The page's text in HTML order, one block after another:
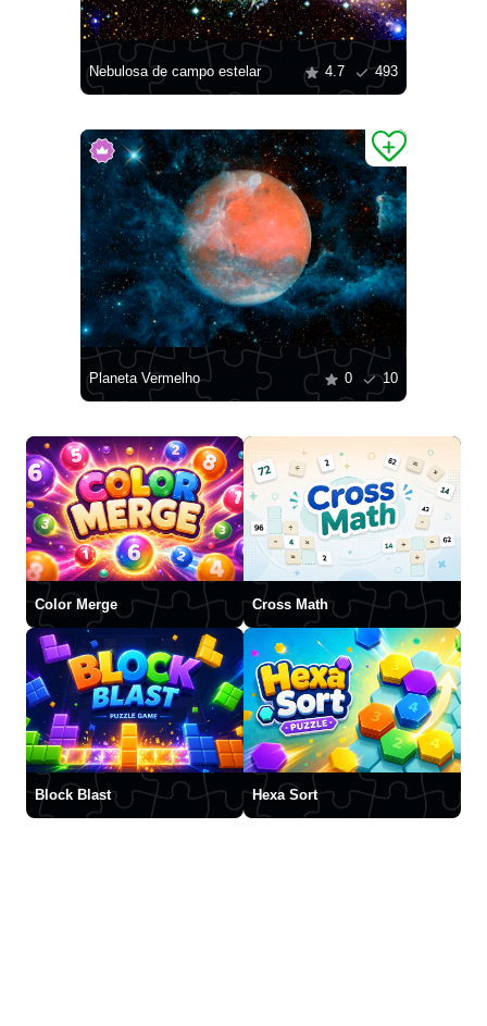
Nebulosa de campo estelar 4.7 493
Planeta Vermelho 0 10
Color Merge Cross Math
Block Blast Hexa Sort